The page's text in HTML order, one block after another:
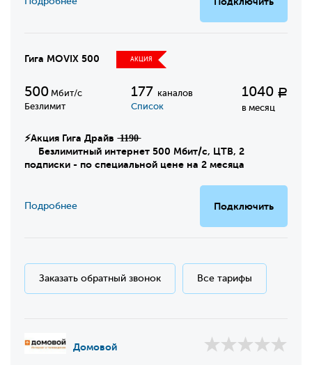
Гига MOVIX 500 АКЦИЯ
500 Мбит/с
Безлимит
177 каналов
Список
1040 Р
в месяц
⚡Акция Гига Драйв ̶1̶1̶9̶0̶
Безлимитный интернет 500 Мбит/с, ЦТВ, 2
подписки - по специальной цене на 2 месяца
Подключить
Подробнее
Заказать обратный звонок Все тарифы
Домовой